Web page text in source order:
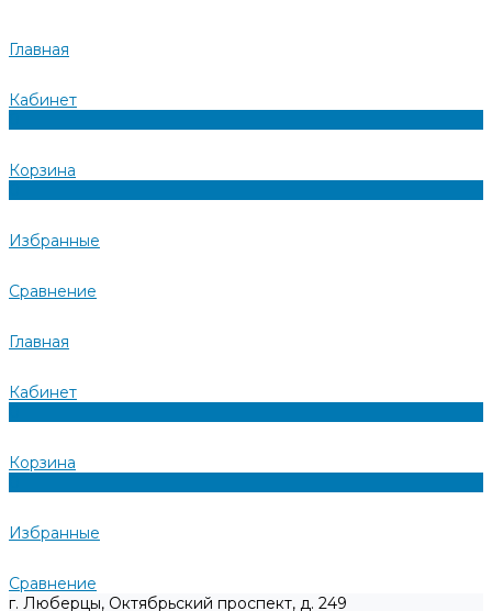
Главная
Кабинет
Корзина
Избранные
Сравнение
Главная
Кабинет
Корзина
Избранные
Сравнение
г. Люберцы, Октябрьский проспект, д. 249